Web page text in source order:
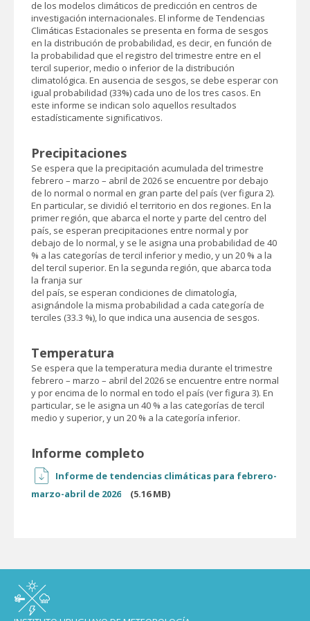
de los modelos climáticos de predicción en centros de
investigación internacionales. El informe de Tendencias
Climáticas Estacionales se presenta en forma de sesgos
en la distribución de probabilidad, es decir, en función de
la probabilidad que el registro del trimestre entre en el
tercil superior, medio o inferior de la distribución
climatológica. En ausencia de sesgos, se debe esperar con
igual probabilidad (33%) cada uno de los tres casos. En
este informe se indican solo aquellos resultados
estadísticamente significativos.
Precipitaciones
Se espera que la precipitación acumulada del trimestre
febrero – marzo – abril de 2026 se encuentre por debajo
de lo normal o normal en gran parte del país (ver figura 2).
En particular, se dividió el territorio en dos regiones. En la
primer región, que abarca el norte y parte del centro del
país, se esperan precipitaciones entre normal y por
debajo de lo normal, y se le asigna una probabilidad de 40
% a las categorías de tercil inferior y medio, y un 20 % a la
del tercil superior. En la segunda región, que abarca toda
la franja sur
del país, se esperan condiciones de climatología,
asignándole la misma probabilidad a cada categoría de
terciles (33.3 %), lo que indica una ausencia de sesgos.
Temperatura
Se espera que la temperatura media durante el trimestre
febrero – marzo – abril del 2026 se encuentre entre normal
y por encima de lo normal en todo el país (ver figura 3). En
particular, se le asigna un 40 % a las categorías de tercil
medio y superior, y un 20 % a la categoría inferior.
Informe completo
Informe de tendencias climáticas para febrero-
marzo-abril de 2026
(5.16 MB)